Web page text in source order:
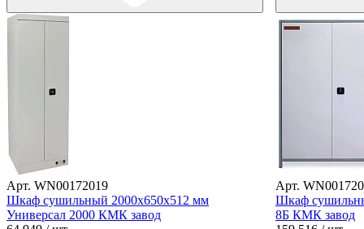
Арт. WN00172019
Шкаф сушильный 2000х650х512 мм
Универсал 2000 КМК завод
Арт.
Шкаф
8Б КМК завод